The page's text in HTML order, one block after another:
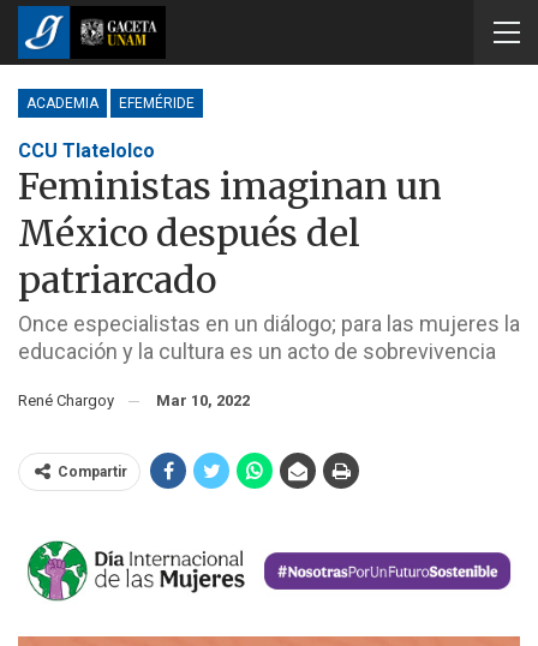
ACADEMIA EFEMÉRIDE
CCU Tlatelolco
Feministas imaginan un
México después del
patriarcado
Once especialistas en un diálogo; para las mujeres la
educación y la cultura es un acto de sobrevivencia
René Chargoy Mar 10, 2022
Compartir